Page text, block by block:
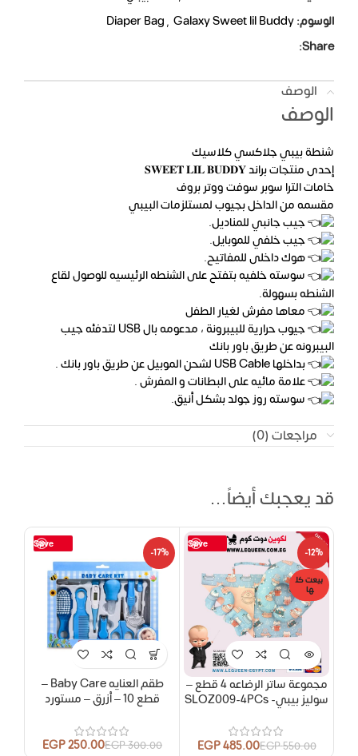
الوسوم:
Diaper Bag, Galaxy Sweet lil Buddy
Share:
الوصف
الوصف
شنطة بيبي جلاكسي كلاسيك
إحدى منتجات براند 𝐒𝐖𝐄𝐄𝐓 𝐋𝐈𝐋 𝐁𝐔𝐃𝐃𝐘
خامات الترا سوبر سوفت ووتر بروف
مقسمه من الداخل بجيوب لمستلزمات البيبي
جيب جانبي للمناديل.
جيب خلفي للموبايل.
هوك داخلى للمفاتيح.
سوسته خلفيه بتفتح على الشنطه الرئيسيه للوصول لقاع
الشنطه بسهولة.
معاها مفرش لغيار الطفل
جيوب حرارية للبيبرونة ، مدعومه بال USB لتدفئه جيب
البيبرونه عن طريق باور بانك
بداخلها USB Cable لشحن الموبيل عن طريق باور بانك .
علامة مائيه على البطانات و المفرش .
سوسته روز جولد بشكل أنيق.
مراجعات (0)
قد يعجبك أيضاً…
Save
-12%
بيعت كل
ها
مجموعة ساتر الرضاعه 4 قطع –
سوليز بيبي- SLOZ009-4PCs
550.00
EGP
485.00
EGP
Save
-17%
طقم العنايه Baby Care –
قطع 10 – أزرق – مستورد
300.00
EGP
250.00
EGP